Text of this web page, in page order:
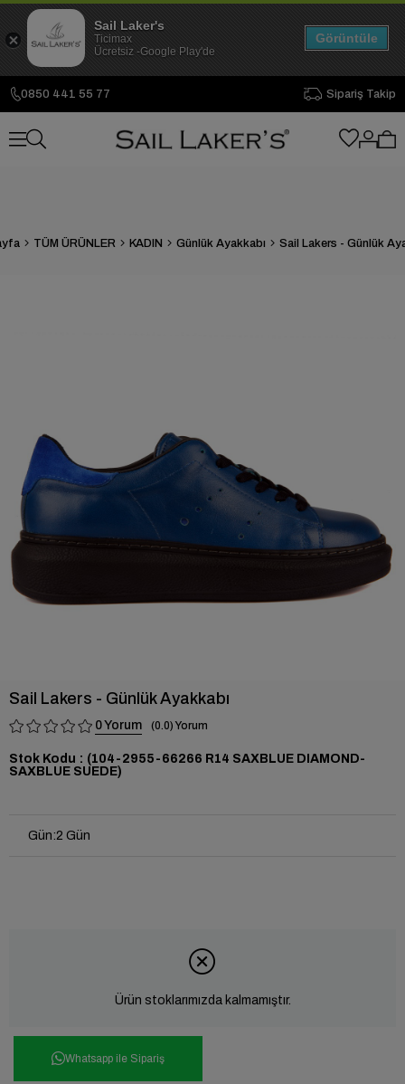
0850 441 55 77 Sipariş Takip
TÜM ÜRÜNLER KADIN Günlük Ayakkabı Sail Lakers - Günlük
Sail Lakers - Günlük Ayakkabı
0 0.0
Stok Kodu
(104-2955-66266 R14 SAXBLUE DIAMOND-
SAXBLUE SUEDE)
Gün:2 Gün
Ürün stoklarımızda kalmamıştır.
Whatsapp ile Sipariş
Sail Laker's
Ticimax
Ücretsiz -Google Play'de
Görüntüle